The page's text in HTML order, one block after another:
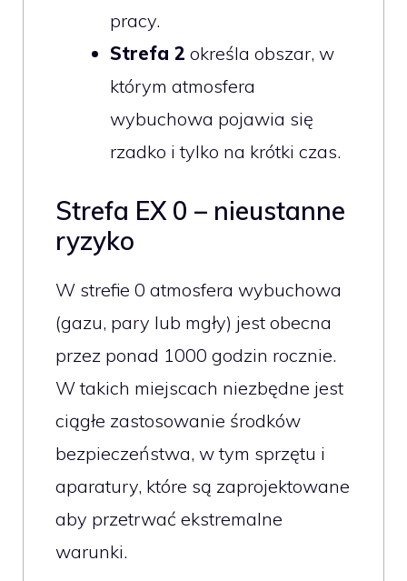
pracy.
Strefa 2 określa obszar, w
którym atmosfera
wybuchowa pojawia się
rzadko i tylko na krótki czas.
Strefa EX 0 – nieustanne
ryzyko
W strefie 0 atmosfera wybuchowa
(gazu, pary lub mgły) jest obecna
przez ponad 1000 godzin rocznie.
W takich miejscach niezbędne jest
ciągłe zastosowanie środków
bezpieczeństwa, w tym sprzętu i
aparatury, które są zaprojektowane
aby przetrwać ekstremalne
warunki.